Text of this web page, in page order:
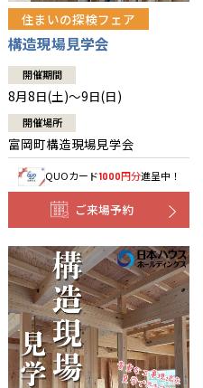
住まいの探検フェア
構造現場見学会
開催期間
8月8日(土)～9日(日)
開催場所
富岡町構造現場見学会
QUOカード1000円分進呈中！
ご来場予約